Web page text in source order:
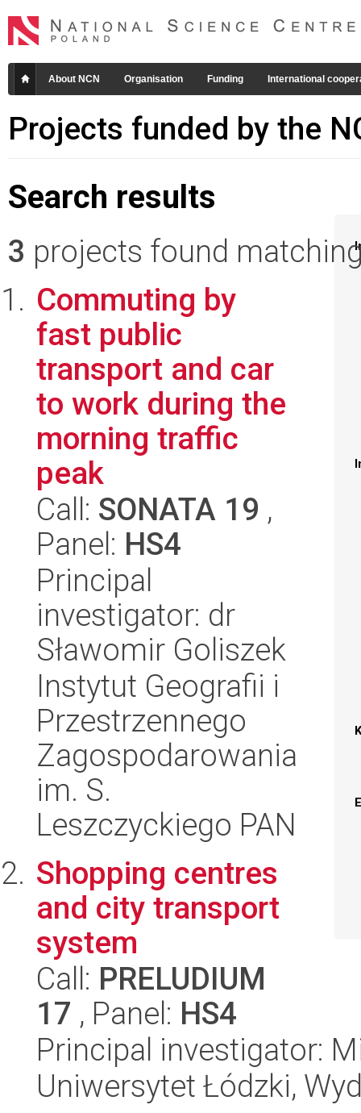
About NCN Organisation Funding International
Projects funded by the
Search results
3 projects found
Commuting by
fast public
transport and car
to work during the
morning traffic
peak
Call: SONATA 19 ,
Panel: HS4
Principal
investigator: dr
Sławomir Goliszek
Instytut Geografii i
Przestrzennego
Zagospodarowania
im. S.
Leszczyckiego PAN
Shopping centres
and city transport
system
Call: PRELUDIUM
17 , Panel: HS4
Principal investigator:
Uniwersytet Łódzki,